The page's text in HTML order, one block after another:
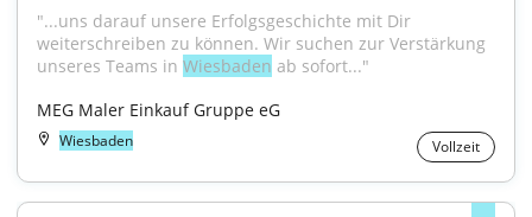
"...uns darauf unsere Erfolgsgeschichte mit Dir
weiterschreiben zu können. Wir suchen zur Verstärkung
unseres Teams in Wiesbaden ab sofort..."
MEG Maler Einkauf Gruppe eG
Wiesbaden Vollzeit